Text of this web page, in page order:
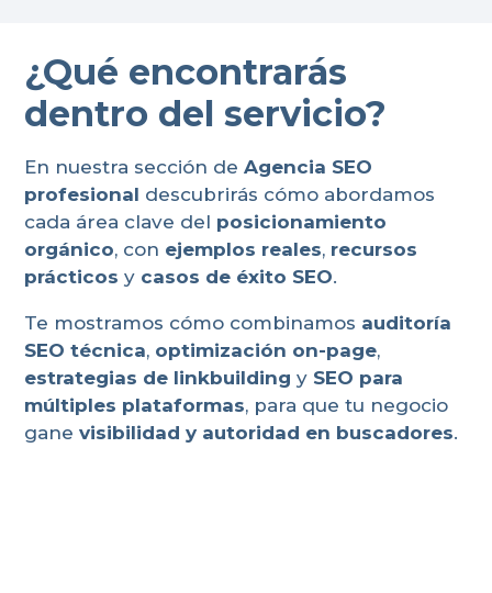
¿Qué encontrarás
dentro del servicio?
En nuestra sección deAgencia SEO
profesional descubrirás cómo abordamos
cada área clave del posicionamiento
orgánico, con ejemplos reales, recursos
prácticos y casos de éxito SEO.
Te mostramos cómo combinamos auditoría
SEO técnica, optimización on-page,
estrategias de linkbuilding y SEO para
múltiples plataformas, para que tu negocio
ganevisibilidad y autoridad en buscadores.